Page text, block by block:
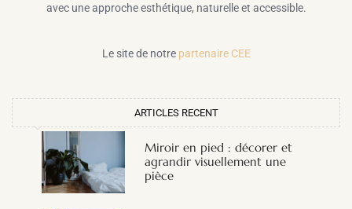
avec une approche esthétique, naturelle et accessible.
Le site de notre partenaire CEE
ARTICLES RECENT
Miroir en pied : décorer et
agrandir visuellement une
pièce